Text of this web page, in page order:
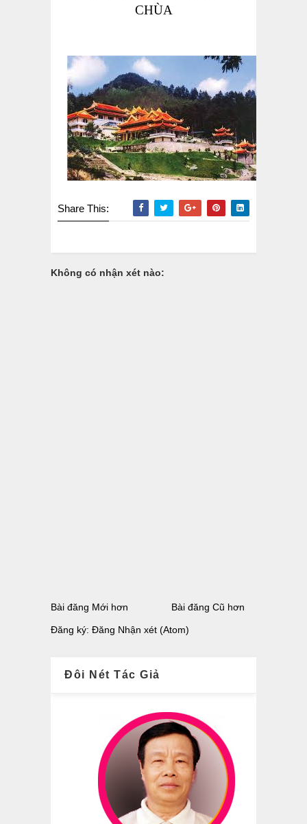
CHÙA
Share This:
Không có nhận xét nào:
Bài đăng Mới hơn Bài đăng Cũ hơn
Đăng ký: Đăng Nhận xét (Atom)
Đôi Nét Tác Giả